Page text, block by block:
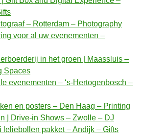
– Rotterdam – Photography
voor al uw evenementen –
in het groen | Maassluis –
Spaces
evenementen – ‘s-Hertogenbosch –
en posters – Den Haag – Printing
| Drive-in Shows – Zwolle – DJ
leliebollen pakket – Andijk – Gifts